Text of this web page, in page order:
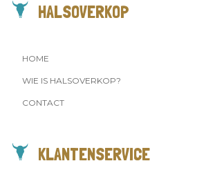
HALSOVERKOP
HOME
WIE IS HALSOVERKOP?
CONTACT
KLANTENSERVICE